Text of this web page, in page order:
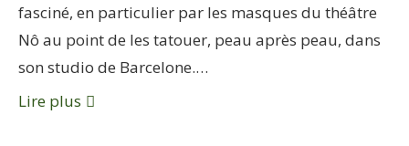
fasciné, en particulier par les masques du théâtre
Nô au point de les tatouer, peau après peau, dans
son studio de Barcelone.…
Lire plus